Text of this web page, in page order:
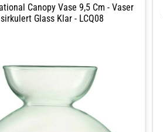
Skålen med sikkerhet tilføye eleganse og stil
Canopy Vase 9,5 Cm - Vaser
Glass Klar - LCQ08